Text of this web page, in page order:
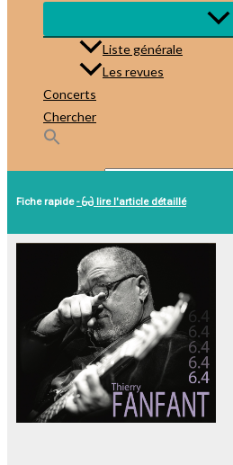
Liste générale
Les revues
Concerts
Chercher
Fiche rapide- lire l'article détaillé